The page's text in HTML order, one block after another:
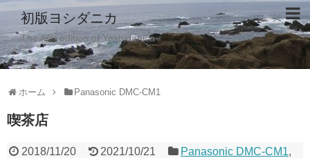
初版ヨシダニカ
The first edition of Yoshidanica
ホーム Panasonic DMC-CM1
喫茶店
2018/11/20 2021/10/21 Panasonic DMC-CM1,